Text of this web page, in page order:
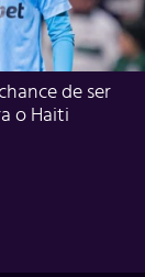
de ser
o Haiti